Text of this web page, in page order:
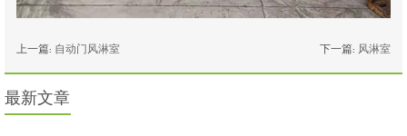
上一篇: 自动门风淋室 下一篇: 风淋室
最新文章